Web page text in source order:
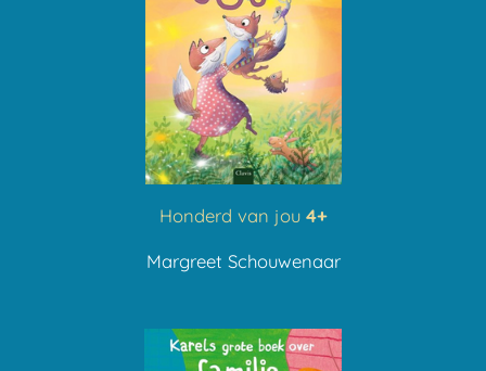
Honderd van jou 4+
Margreet Schouwenaar